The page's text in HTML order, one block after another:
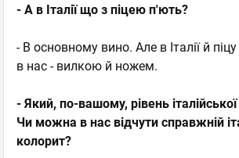
- А в Італії що з піцею п'ють?
- В основному вино. Але в Італії й
в нас - вилкою й ножем.
- Який, по-вашому, рівень італійської
Чи можна в нас відчути справжній
колорит?